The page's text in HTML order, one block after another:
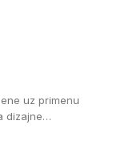
uz primenu
dizajne